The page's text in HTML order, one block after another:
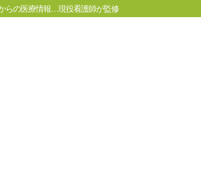
らの医療情報…現役看護師が監修